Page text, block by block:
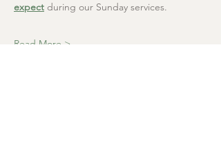
expect during our Sunday services.
Read More >